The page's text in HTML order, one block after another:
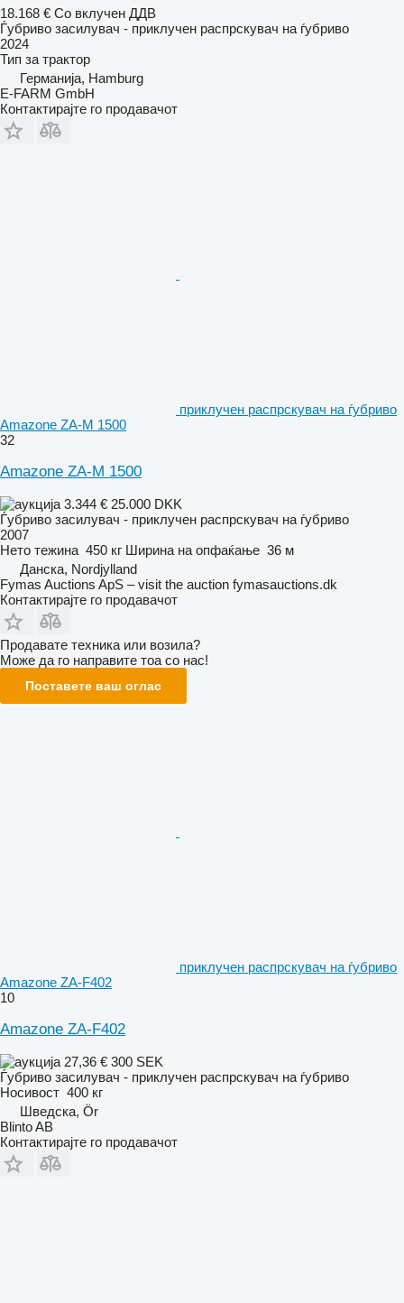
18.168 € Со вклучен ДДВ
Ѓубриво засилувач - приклучен распрскувач на ѓубриво
2024
Тип за трактор
Германија, Hamburg
E-FARM GmbH
Контактирајте го продавачот
приклучен распрскувач на ѓубриво
Amazone ZA-M 1500
32
Amazone ZA-M 1500
3.344 € 25.000 DKK
Ѓубриво засилувач - приклучен распрскувач на ѓубриво
2007
Нето тежина 450 кг Ширина на опфаќање 36 м
Данска, Nordjylland
Fymas Auctions ApS – visit the auction fymasauctions.dk
Контактирајте го продавачот
Продавате техника или возила?
Може да го направите тоа со нас!
Поставете ваш оглас
приклучен распрскувач на ѓубриво
Amazone ZA-F402
10
Amazone ZA-F402
27,36 € 300 SEK
Ѓубриво засилувач - приклучен распрскувач на ѓубриво
Носивост 400 кг
Шведска, Ör
Blinto AB
Контактирајте го продавачот